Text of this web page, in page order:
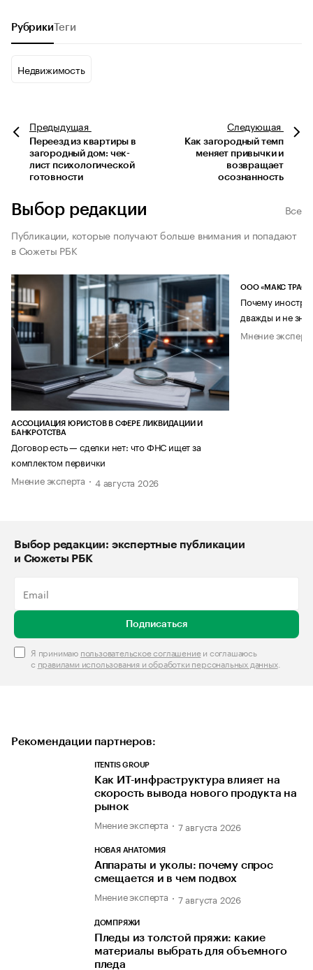
РубрикиТеги
Недвижимость
Предыдущая
Переезд из квартиры в
загородный дом: чек-
лист психологической
готовности
Следующая
Как загородный темп
меняет привычки и
возвращает
осознанность
Выбор редакции
Все
Публикации, которые получают больше внимания и попадают
в Сюжеты РБК
АССОЦИАЦИЯ ЮРИСТОВ В СФЕРЕ ЛИКВИДАЦИИ И
БАНКРОТСТВА
Договор есть — сделки нет: что ФНС ищет за
комплектом первички
Мнение эксперта
4 августа 2026
ООО «МАКС ТРАСТ»
Почему
дважды и не
Мнение
Выбор редакции: экспертные публикации
и Сюжеты РБК
Подписаться
Я принимаю пользовательское соглашениеи соглашаюсь
с правилами использования и обработки персональных данных.
Рекомендации партнеров:
ITENTIS GROUP
Как ИТ-инфраструктура влияет на
скорость вывода нового продукта на
рынок
Мнение эксперта 7 августа 2026
НОВАЯ АНАТОМИЯ
Аппараты и уколы: почему спрос
смещается и в чем подвох
Мнение эксперта 7 августа 2026
ДОМПРЯЖИ
Пледы из толстой пряжи: какие
материалы выбрать для объемного
пледа